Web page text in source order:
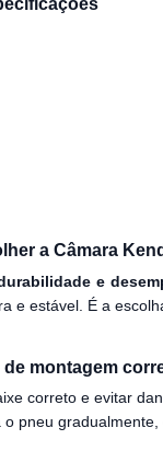
a Câmara
e
estável. É a
montagem
correto e evitar
pneu